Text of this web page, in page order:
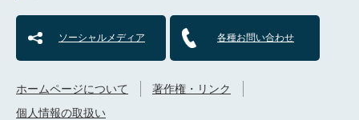
ソーシャルメディア 各種お問い合わせ
ホームページについて
著作権・リンク
個人情報の取扱い